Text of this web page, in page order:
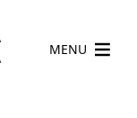
MENU